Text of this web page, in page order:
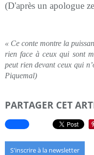
(D'après un apologue
« Ce conte montre la
rien face à ceux qui sont
peut rien devant ceux qui
Piquemal)
PARTAGER CET
S'inscrire à la newsletter